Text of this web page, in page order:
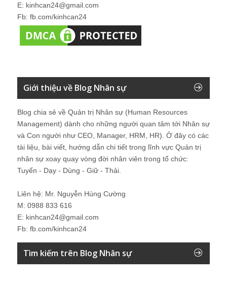
E: kinhcan24@gmail.com
Fb: fb.com/kinhcan24
Giới thiệu về Blog Nhân sự
Blog chia sẻ về Quản trị Nhân sự (Human Resources
Management) dành cho những người quan tâm tới Nhân sự
và Con người như CEO, Manager, HRM, HR). Ở đây có các
tài liệu, bài viết, hướng dẫn chi tiết trong lĩnh vực Quản trị
nhân sự xoay quay vòng đời nhân viên trong tổ chức:
Tuyển - Dạy - Dùng - Giữ - Thải.
Liên hệ: Mr. Nguyễn Hùng Cường
M: 0988 833 616
E: kinhcan24@gmail.com
Fb: fb.com/kinhcan24
Tìm kiếm trên Blog Nhân sự